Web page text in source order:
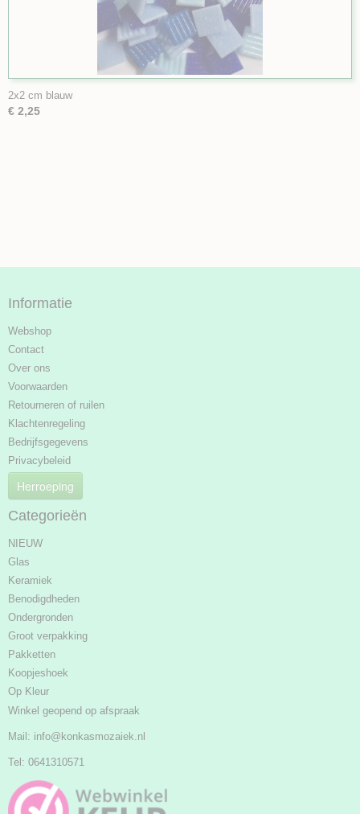
2x2 cm blauw
€ 2,25
Informatie
Webshop
Contact
Over ons
Voorwaarden
Retourneren of ruilen
Klachtenregeling
Bedrijfsgegevens
Privacybeleid
Herroeping
Categorieën
NIEUW
Glas
Keramiek
Benodigdheden
Ondergronden
Groot verpakking
Pakketten
Koopjeshoek
Op Kleur
Winkel geopend op afspraak
Mail: info@konkasmozaiek.nl
Tel: 0641310571